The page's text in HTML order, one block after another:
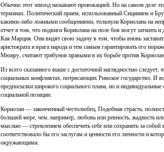
Обычно этот эпизод называют провокацией. Но на самом деле
терминах. Политический прием, использованный Сицинием и
какими-либо ложными сообщениями, толкнули Кориолана на
отчет в том, что подвиги Кориолана на поле боя могут затмить
Кая Марция. Они видят свою задачу в том, чтобы вновь
аристократа и врага народа и тем самым гарантировать его
Мюиру, считают трибунов правыми в их борьбе против
Из всего сказанного выше с достаточной наглядностью
социальных конфликтах, потрясающих Римское государство. И
предпосылки широкого социального плана, но и
социальной позиции.
Кориолан — законченный честолюбец. Подобная страсть,
большей мере, чем, например, любовь или ревность, жадность
мыслью — стремлением обеспечить себе или сохранить за
соответствовало бы его заслугам и ценности его личности и
окружающими.